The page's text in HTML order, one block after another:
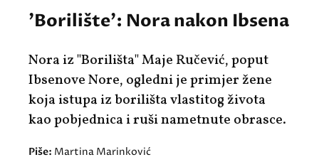
'Borilište': Nora nakon Ibsena
Nora iz "Borilišta" Maje Ručević, poput
Ibsenove Nore, ogledni je primjer žene
koja istupa iz borilišta vlastitog života
kao pobjednica i ruši nametnute obrasce.
Piše: Martina Marinković